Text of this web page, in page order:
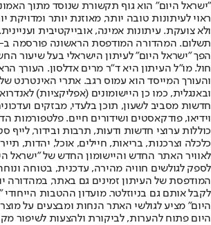
"ישראל היום" הוא גוף תקשורת שנוסד מתוך
ראוי לעיתונות טובה יותר, מאוזנת יותר ומדויקת
ולא צועקת. עיתונות אמינה, אובייקטיבית
הפך "ישראל היום" לעיתון הישראלי בעל שיעור
חול. מו"ל העיתון היא ד"ר מרים אדלסון. העורך
והעורך המייסד הוא עמוס רגב. אתרי האינטרנט
חדשות מסביב לשעון, תוכן בלעדי, מבזקים
וידיאו, פודקאסטים ושידורים חיים. פלטפורמות
כוללות ערוצי חדשות ודעות, תרבות ובידור, לייף
לאוויר האתר החדש והיישומון החדש של "ישראל
לספק לגולשים חוויה מהירה, עדכנית, בטוחה
המודפסת של העיתון זמינים גם באתר, במהדורה
לקבל אותם גם בניוזלטר. מועדון ההטבות
היום" מציע לגולשי האתר הנחות ומבצעים על
היום פתוח להערות, לביקורת ולהצעות לשיפור